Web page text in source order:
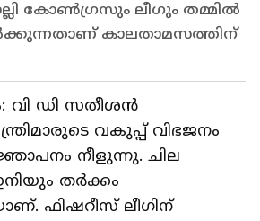
കോൺഗ്രസും ലീഗും തമ്മിൽ
കാലതാമസത്തിന്
വി ഡി സതീശൻ
വകുപ്പ് വിഭജനം
നീളുന്നു. ചില
തർക്കം
ഫിഷറീസ് ലീഗിന്